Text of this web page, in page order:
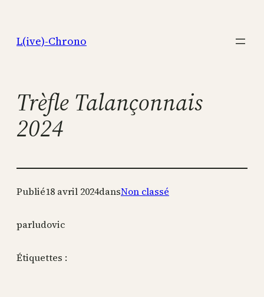
contenu
L(ive)-Chrono
Trèfle Talançonnais
2024
Publié18 avril 2024dansNon classé
parludovic
Étiquettes :